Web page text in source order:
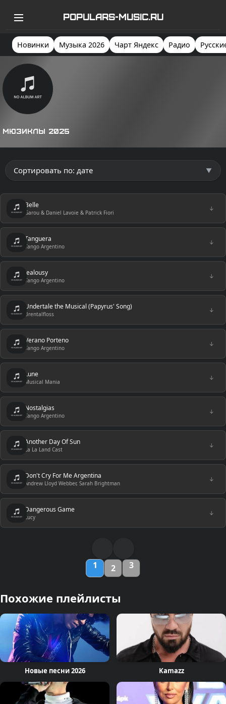
POPULARS-MUSIC.RU
Новинки Музыка 2026 Чарт Яндекс Радио
Мюзиклы 2025
Belle
Garou & Daniel Lavoie & Patrick Fiori
↓
Tanguera
Tango Argentino
↓
Jealousy
Tango Argentino
↓
Undertale the Musical (Papyrus' Song)
Brentalfloss
↓
Verano Porteno
Tango Argentino
↓
Lune
Musical Mania
↓
Nostalgias
Tango Argentino
↓
Another Day Of Sun
La La Land Cast
↓
Don't Cry For Me Argentina
Andrew Lloyd Webber, Sarah Brightman
↓
Dangerous Game
Lucy
↓
1 2 3
Похожие плейлисты
Новые песни 2026 Kamazz